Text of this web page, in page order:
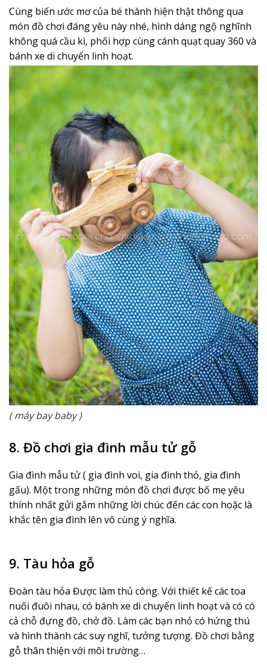
Cùng biến ước mơ của bé thành hiện thật thông qua
món đồ chơi đáng yêu này nhé, hình dáng ngộ nghĩnh
không quá cầu kì, phối hợp cùng cánh quạt quay 360 và
bánh xe di chuyển linh hoạt.
( máy bay baby )
8. Đồ chơi gia đình mẫu tử gỗ
Gia đình mẫu tử ( gia đình voi, gia đình thỏ, gia đình
gấu). Một trong những món đồ chơi được bố mẹ yêu
thính nhất gửi gắm những lời chúc đến các con hoặc là
khắc tên gia đình lên vô cùng ý nghĩa.
9. Tàu hỏa gỗ
Đoàn tàu hỏa Được làm thủ công. Với thiết kế các toa
nuối đuôi nhau, có bánh xe di chuyển linh hoạt và có có
cả chỗ đựng đồ, chở đồ. Làm các bạn nhỏ có hứng thú
và hình thành các suy nghĩ, tưởng tượng. Đồ chơi bằng
gỗ thân thiện với môi trường…